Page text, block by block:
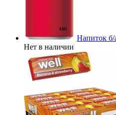
Напиток б/
Нет в наличии